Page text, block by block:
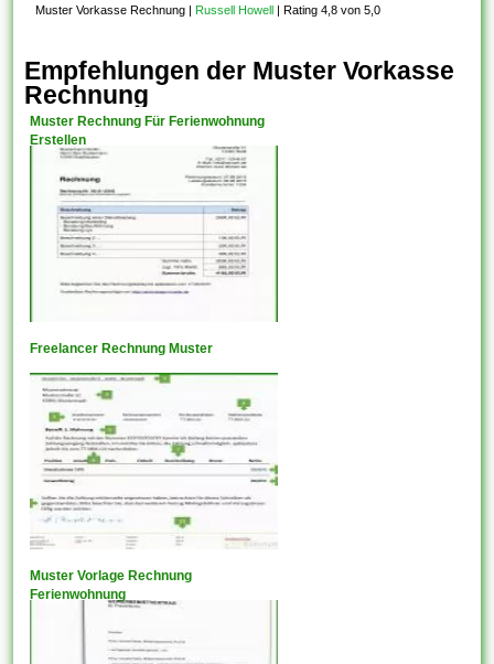
Muster Vorkasse Rechnung | Russell Howell |Rating 4,8 von 5,0
Empfehlungen der Muster Vorkasse
Rechnung
Muster Rechnung Für Ferienwohnung
Erstellen
Freelancer Rechnung Muster
Muster Vorlage Rechnung
Ferienwohnung